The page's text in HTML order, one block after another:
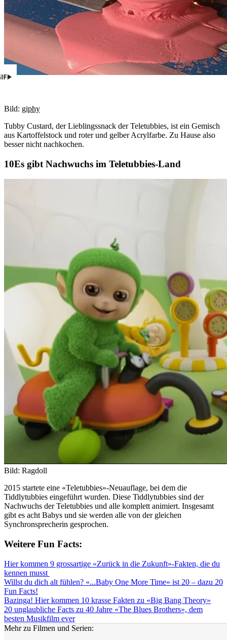
Bild: giphy
Tubby Custard, der Lieblingssnack der Teletubbies, ist ein Gemisch
aus Kartoffelstock und roter und gelber Acrylfarbe. Zu Hause also
besser nicht nachkochen.
Es gibt Nachwuchs im Teletubbies-Land
Bild: Ragdoll
2015 startete eine «Teletubbies»-Neuauflage, bei dem die
Tiddlytubbies eingeführt wurden. Diese Tiddlytubbies sind der
Nachwuchs der Teletubbies und alle komplett animiert. Insgesamt
gibt es acht Babys und sie werden alle von der gleichen
Synchronsprecherin gesprochen.
Weitere Fun Facts:
Hier kommen 9 grossartige «Zurück in die Zukunft»-Fakten, die du
kennen musst
Willst du dich alt fühlen? «...Baby One More Time» ist 20 – dazu 20
Fun Facts!
Bazinga! Hier kommen 10 krasse Fakten zu «Big Bang Theory»
20 unglaubliche Facts zu 40 Jahre «The Blues Brothers», dem
besten Musikfilm ever
Mehr zu Filmen und Serien: